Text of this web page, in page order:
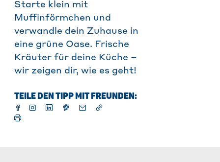
Starte klein mit
Muffinförmchen und
verwandle dein Zuhause in
eine grüne Oase. Frische
Kräuter für deine Küche –
wir zeigen dir, wie es geht!
TEILE DEN TIPP MIT FREUNDEN: